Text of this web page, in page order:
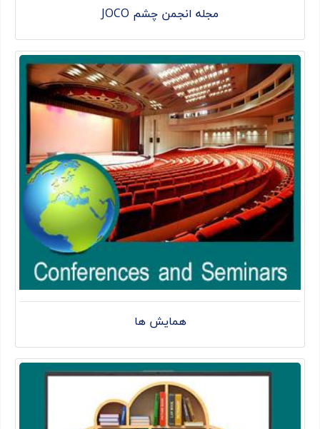
مجله انجمن چشم JOCO
همایش ها